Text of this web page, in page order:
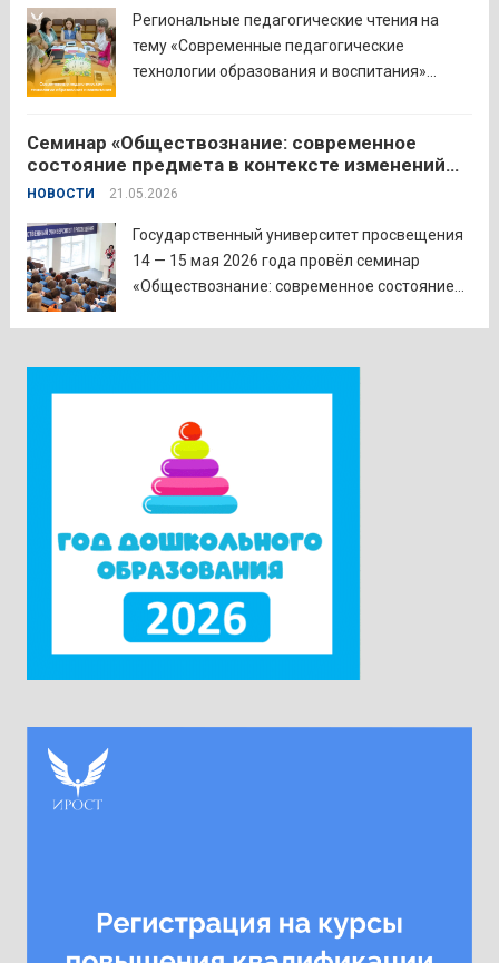
губернатора по социальной политике
Наталья...
Региональные педагогические чтения на
тему «Современные педагогические
технологии образования и воспитания»
Шадринска. Основная цель Педагогических
чтений — освещение тенденций учебно-
воспитательного процесса с учетом новых
образовательных стандартов через обмен...
Читать дальше
Семинар «Обществознание: современное
состояние предмета в контексте изменений
законодательства и введения единых
Государственном университете просвещения
НОВОСТИ 21.05.2026
Государственный университет просвещения
14 — 15 мая 2026 года провёл семинар
«Обществознание: современное состояние
Наталия Александровна Наумова отметила,
что...Читать дальше